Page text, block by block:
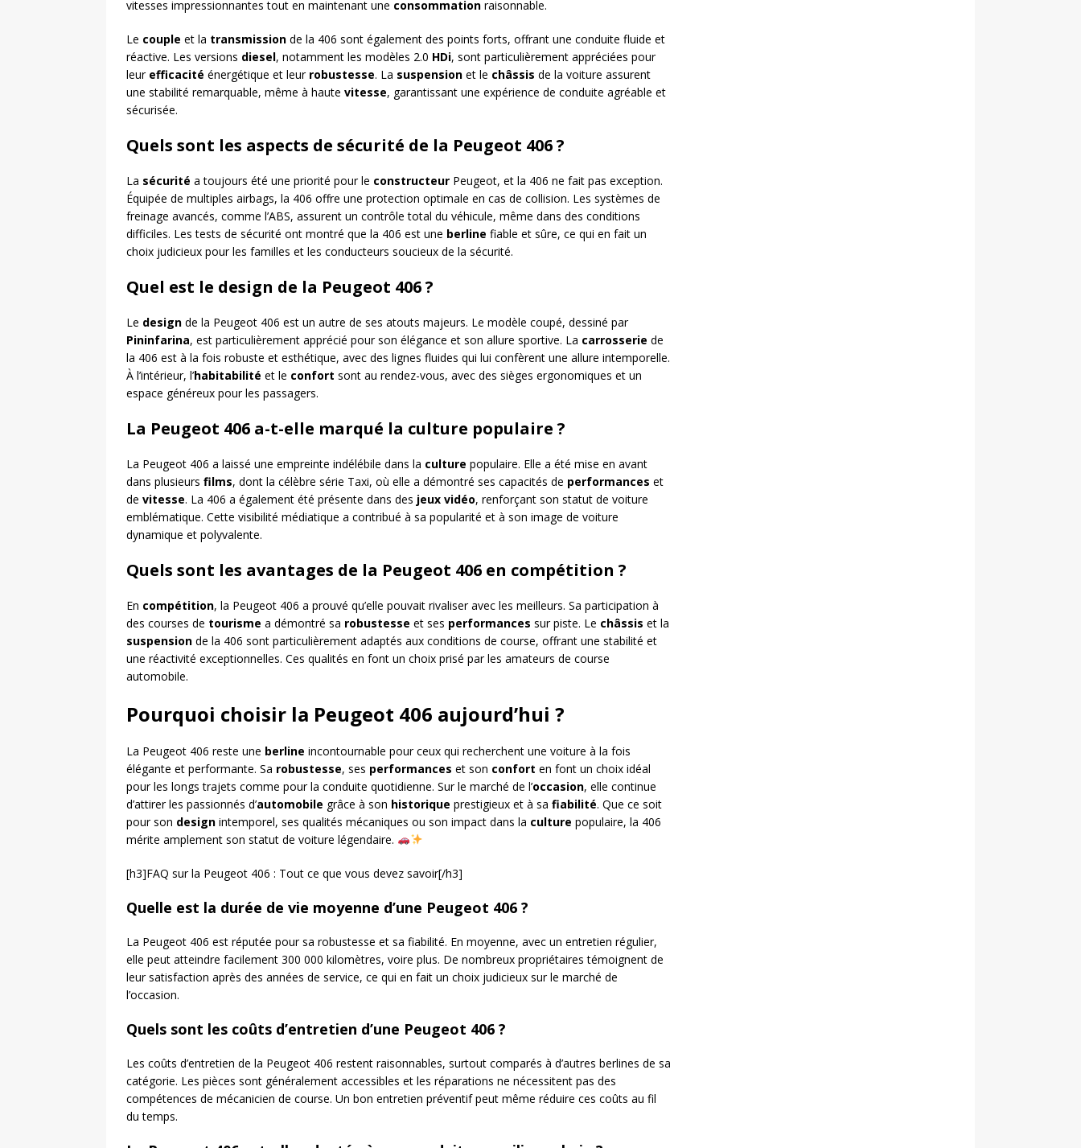
vitesses impressionnantes tout en maintenant une consommation raisonnable.
Le couple et la transmission de la 406 sont également des points forts, offrant une conduite fluide et
réactive. Les versions diesel, notamment les modèles 2.0 HDi, sont particulièrement appréciées pour
leur efficacité énergétique et leur robustesse. La suspension et le châssis de la voiture assurent
une stabilité remarquable, même à haute vitesse, garantissant une expérience de conduite agréable et
sécurisée.
Quels sont les aspects de sécurité de la Peugeot 406 ?
La sécurité a toujours été une priorité pour le constructeur Peugeot, et la 406 ne fait pas exception.
Équipée de multiples airbags, la 406 offre une protection optimale en cas de collision. Les systèmes de
freinage avancés, comme l’ABS, assurent un contrôle total du véhicule, même dans des conditions
difficiles. Les tests de sécurité ont montré que la 406 est une berline fiable et sûre, ce qui en fait un
choix judicieux pour les familles et les conducteurs soucieux de la sécurité.
Quel est le design de la Peugeot 406 ?
Le design de la Peugeot 406 est un autre de ses atouts majeurs. Le modèle coupé, dessiné par
Pininfarina, est particulièrement apprécié pour son élégance et son allure sportive. La carrosserie de
la 406 est à la fois robuste et esthétique, avec des lignes fluides qui lui confèrent une allure intemporelle.
À l’intérieur, l’habitabilité et le confort sont au rendez-vous, avec des sièges ergonomiques et un
espace généreux pour les passagers.
La Peugeot 406 a-t-elle marqué la culture populaire ?
La Peugeot 406 a laissé une empreinte indélébile dans la culture populaire. Elle a été mise en avant
dans plusieurs films, dont la célèbre série Taxi, où elle a démontré ses capacités de performances et
de vitesse. La 406 a également été présente dans des jeux vidéo, renforçant son statut de voiture
emblématique. Cette visibilité médiatique a contribué à sa popularité et à son image de voiture
dynamique et polyvalente.
Quels sont les avantages de la Peugeot 406 en compétition ?
En compétition, la Peugeot 406 a prouvé qu’elle pouvait rivaliser avec les meilleurs. Sa participation à
des courses de tourisme a démontré sa robustesse et ses performances sur piste. Le châssis et la
suspension de la 406 sont particulièrement adaptés aux conditions de course, offrant une stabilité et
une réactivité exceptionnelles. Ces qualités en font un choix prisé par les amateurs de course
automobile.
Pourquoi choisir la Peugeot 406 aujourd’hui ?
La Peugeot 406 reste une berline incontournable pour ceux qui recherchent une voiture à la fois
élégante et performante. Sa robustesse, ses performances et son confort en font un choix idéal
pour les longs trajets comme pour la conduite quotidienne. Sur le marché de l’occasion, elle continue
d’attirer les passionnés d’automobile grâce à son historique prestigieux et à sa fiabilité. Que ce soit
pour son design intemporel, ses qualités mécaniques ou son impact dans la culture populaire, la 406
mérite amplement son statut de voiture légendaire.
[h3]FAQ sur la Peugeot 406 : Tout ce que vous devez savoir[/h3]
Quelle est la durée de vie moyenne d’une Peugeot 406 ?
La Peugeot 406 est réputée pour sa robustesse et sa fiabilité. En moyenne, avec un entretien régulier,
elle peut atteindre facilement 300 000 kilomètres, voire plus. De nombreux propriétaires témoignent de
leur satisfaction après des années de service, ce qui en fait un choix judicieux sur le marché de
l’occasion.
Quels sont les coûts d’entretien d’une Peugeot 406 ?
Les coûts d’entretien de la Peugeot 406 restent raisonnables, surtout comparés à d’autres berlines de sa
catégorie. Les pièces sont généralement accessibles et les réparations ne nécessitent pas des
compétences de mécanicien de course. Un bon entretien préventif peut même réduire ces coûts au fil
du temps.